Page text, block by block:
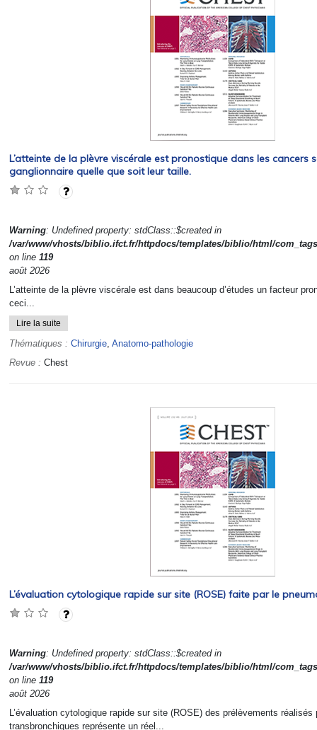
L’atteinte de la plèvre viscérale est pronostique dans les cancers
ganglionnaire quelle que soit leur taille.
Warning: Undefined property: stdClass::$created in
/var/www/vhosts/biblio.ifct.fr/httpdocs/templates/biblio/html/
on line 119
août 2026
L’atteinte de la plèvre viscérale est dans beaucoup d’études un facteur
ceci...
Lire la suite
Thématiques : Chirurgie, Anatomo-pathologie
Revue : Chest
L’évaluation cytologique rapide sur site (ROSE) faite par le
Warning: Undefined property: stdClass::$created in
/var/www/vhosts/biblio.ifct.fr/httpdocs/templates/biblio/html/
on line 119
août 2026
L’évaluation cytologique rapide sur site (ROSE) des prélèvements réalisés
transbronchiques représente un réel...